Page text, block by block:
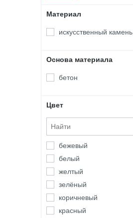
Доломит
Дорн Брик
Зендлэнд
Кардинал
Каскад Рейндж
Кельн Брик
Кирпич колотый
Клейма
Корунд
Кросс Фелл
Лаутер
Ленстер
Материал
искусственный камень
Основа материала
бетон
Цвет
бежевый
белый
желтый
зелёный
коричневый
красный